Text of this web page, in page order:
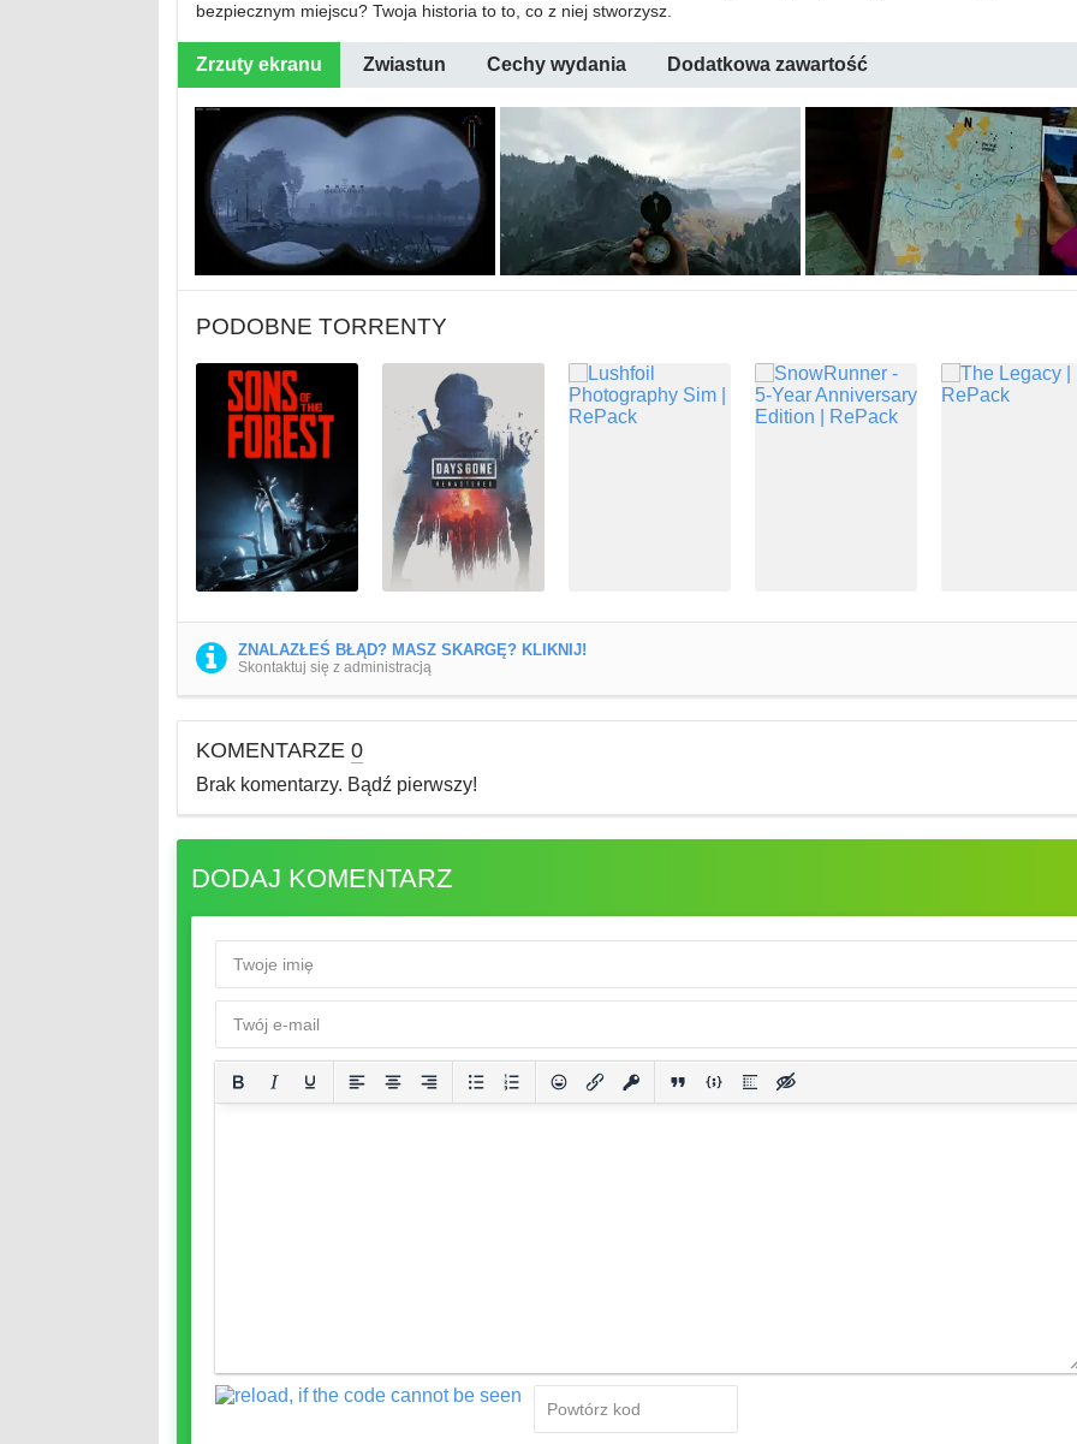
bezpiecznym miejscu? Twoja historia to to, co z niej stworzysz.
Zrzuty ekranu Zwiastun Cechy wydania Dodatkowa zawartość
PODOBNE TORRENTY
ZNALAZŁEŚ BŁĄD? MASZ SKARGĘ? KLIKNIJ!
Skontaktuj się z administracją
KOMENTARZE 0
Brak komentarzy. Bądź pierwszy!
DODAJ KOMENTARZ